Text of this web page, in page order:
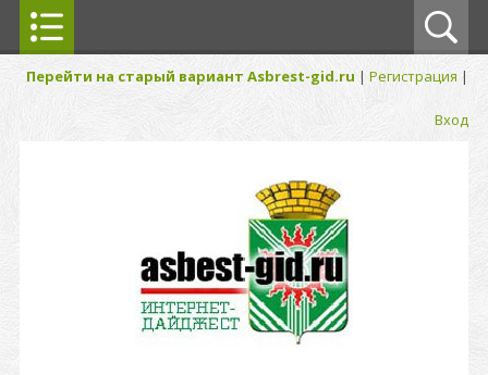
Перейти на старый вариант Asbrest-gid.ru | Регистрация |
Вход